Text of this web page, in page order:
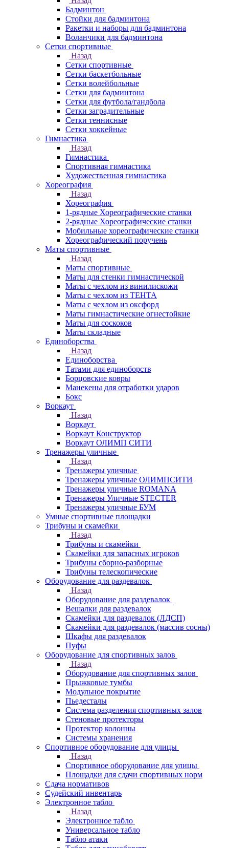
Бадминтон
Стойки для бадминтона
Ракетки и наборы для бадминтона
Воланчики для бадминтона
Сетки спортивные
Назад
Сетки спортивные
Сетки баскетбольные
Сетки волейбольные
Сетки для бадминтона
Сетки для футбола/гандбола
Сетки заградительные
Сетки теннисные
Сетки хоккейные
Гимнастика
Назад
Гимнастика
Спортивная гимнастика
Художественная гимнастика
Хореография
Назад
Хореография
1-рядные Хореографические станки
2-рядные Хореографические станки
Мобильные хореографические станки
Хореографический поручень
Маты спортивные
Назад
Маты спортивные
Маты для стенки гимнастической
Маты с чехлом из винилискожи
Маты с чехлом из ТЕНТА
Маты с чехлом из оксфорд
Маты гимнастические огнестойкие
Маты для соскоков
Маты складные
Единоборства
Назад
Единоборства
Татами для единоборств
Борцовские ковры
Манекены для отработки ударов
Бокс
Воркаут
Назад
Воркаут
Воркаут Конструктор
Воркаут ОЛИМП СИТИ
Тренажеры уличные
Назад
Тренажеры уличные
Тренажеры уличные ОЛИМПСИТИ
Тренажеры уличные ROMANA
Тренажеры Уличные STECTER
Тренажеры уличные БУМ
Умные спортивные площадки
Трибуны и скамейки
Назад
Трибуны и скамейки
Скамейки для запасных игроков
Трибуны сборно-разборные
Трибуны телескопические
Оборудование для раздевалок
Назад
Оборудование для раздевалок
Вешалки для раздевалок
Скамейки для раздевалок (ЛДСП)
Скамейки для раздевалок (массив сосны)
Шкафы для раздевалок
Пуфы
Оборудование для спортивных залов
Назад
Оборудование для спортивных залов
Прыжковые тумбы
Модульное покрытие
Пьедесталы
Система разделения спортивных залов
Стеновые протекторы
Протектор колонны
Системы хранения
Спортивное оборудование для улицы
Назад
Спортивное оборудование для улицы
Площадки для сдачи спортивных норм
Сдача нормативов
Судейский инвентарь
Электронное табло
Назад
Электронное табло
Универсальное табло
Табло атаки